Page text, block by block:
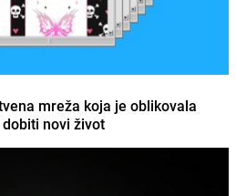
mreža koja je oblikovala
novi život